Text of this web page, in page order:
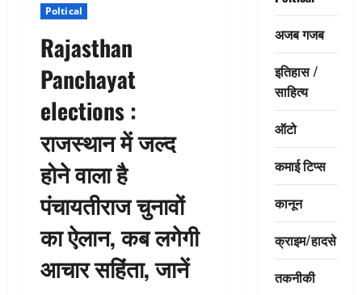
Poltical
Rajasthan
Panchayat
elections :
राजस्थान में जल्द
होने वाला है
पंचायतीराज चुनावों
का ऐलान, कब लगेगी
आचार सहिंता, जानें
अजब गजब
इतिहास /
साहित्य
ऑटो
कमाई टिप्स
कानून
क्राइम/हादसे
तकनीकी